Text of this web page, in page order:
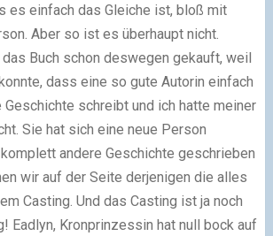
es einfach das Gleiche ist, bloß mit
Aber so ist es überhaupt nicht.
Buch schon deswegen gekauft, weil
dass eine so gute Autorin einfach
schreibt und ich hatte meiner
Sie hat sich eine neue Person
andere Geschichte geschrieben
wir auf der Seite derjenigen die alles
Casting. Und das Casting ist ja noch
Eadlyn, Kronprinzessin hat null bock auf